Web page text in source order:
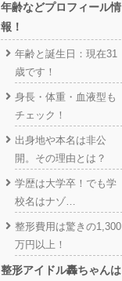
年齢などプロフィール情
報！
年齢と誕生日：現在31
歳です！
身長・体重・血液型も
チェック！
出身地や本名は非公
開。その理由とは？
学歴は大学卒！でも学
校名はナゾ…
整形費用は驚きの1,300
万円以上！
整形アイドル轟ちゃんは